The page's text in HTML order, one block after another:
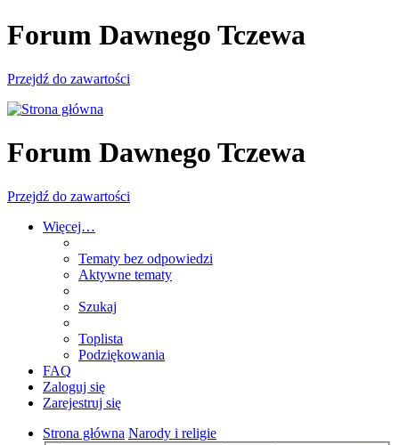
Forum Dawnego Tczewa
Przejdź do zawartości
Forum Dawnego Tczewa
Przejdź do zawartości
Więcej…
Tematy bez odpowiedzi
Aktywne tematy
Szukaj
Toplista
Podziękowania
FAQ
Zaloguj się
Zarejestruj się
Strona główna Narody i religie